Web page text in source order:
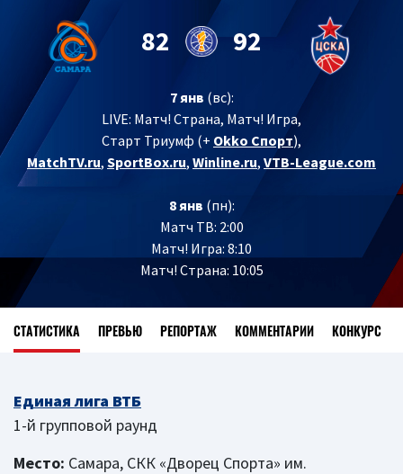
82 92
7 янв (вс):
LIVE: Матч! Страна, Матч! Игра,
Старт Триумф (+ Okko Спорт),
MatchTV.ru, SportBox.ru, Winline.ru, VTB-League.com
8 янв (пн):
Матч ТВ: 2:00
Матч! Игра: 8:10
Матч! Страна: 10:05
СТАТИСТИКА ПРЕВЬЮ РЕПОРТАЖ КОММЕНТАРИИ КОНКУРС
Единая лига ВТБ
1-й групповой раунд
Место: Самара, СКК «Дворец Спорта» им.